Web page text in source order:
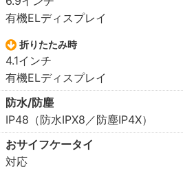
有機ELディスプレイ
折りたたみ時
4.1インチ
有機ELディスプレイ
防水/防塵
IP48（防水IPX8／防塵IP4X）
おサイフケータイ
対応